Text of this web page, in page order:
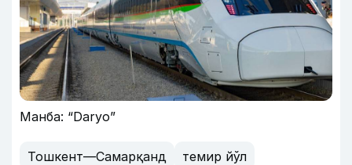
Манба: “Daryo”
Тошкент—Самарқанд
темир йўл